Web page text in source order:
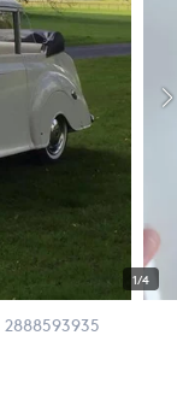
1/4
2888593935